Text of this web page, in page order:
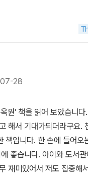
볼 수 있어 좋았다.다른 놀
이도의 초대를 받아 실크해
동화이다.특히 기묘하고
읽었다.전천당을 좋아하
공원 천옥원'도 꼭 읽어보
고 솔직하게 작성한 서평
결말을 맞이하게 되옸을
지만무더운 여름 날 읽으
매력의 빨간맛 이야기들
것 같아요-컬처블룸을 통
공원에서 타는 것이든 사
커다란 문을 향해서 달려
루타는 수줍어 인사하는 여
라지게 되고 둘은 함께 관
느낌이 들면서 자기 생각
기 대관람차를 함께 탔던
? 그럼 하루타는 어떻게
만나 천옥원으로 온 뒤 고
동안 비명을 지르지 않으
지옥의 롤러코스터를 타
되는 어느 순간부터 카이
고, 한편으로는 본인의 잘
용히 사라졌는지 말이다.
있던 것, 그런데 그가 혼자
사악한 기운을 가진 사탕
판매를 하게 된다.​​놀이공
정신없이 손님들이 방문
깃 되어 이야기는 시작이
은 티켓을 받게 되며 본인
코스터, 회전목마) 타게
조건은 바로 하루에 한
28
원' 책을 읽어 보았습니
해서 기대가되더라구요.
책입니다. 한 손에 들어오
좋습니다. 아이와 도서
재미있어서 저도 집중해